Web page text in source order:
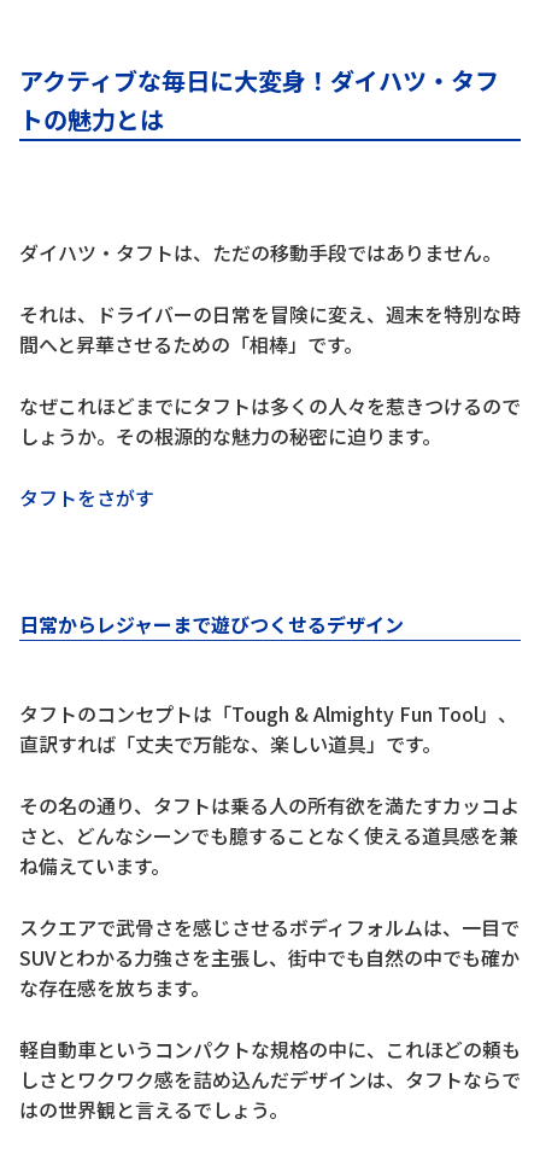
アクティブな毎日に大変身！ダイハツ・タフ
トの魅力とは
ダイハツ・タフトは、ただの移動手段ではありません。
それは、ドライバーの日常を冒険に変え、週末を特別な時
間へと昇華させるための「相棒」です。
なぜこれほどまでにタフトは多くの人々を惹きつけるので
しょうか。その根源的な魅力の秘密に迫ります。
タフトをさがす
日常からレジャーまで遊びつくせるデザイン
タフトのコンセプトは「Tough & Almighty Fun Tool」、
直訳すれば「丈夫で万能な、楽しい道具」です。
その名の通り、タフトは乗る人の所有欲を満たすカッコよ
さと、どんなシーンでも臆することなく使える道具感を兼
ね備えています。
スクエアで武骨さを感じさせるボディフォルムは、一目で
SUVとわかる力強さを主張し、街中でも自然の中でも確か
な存在感を放ちます。
軽自動車というコンパクトな規格の中に、これほどの頼も
しさとワクワク感を詰め込んだデザインは、タフトならで
はの世界観と言えるでしょう。